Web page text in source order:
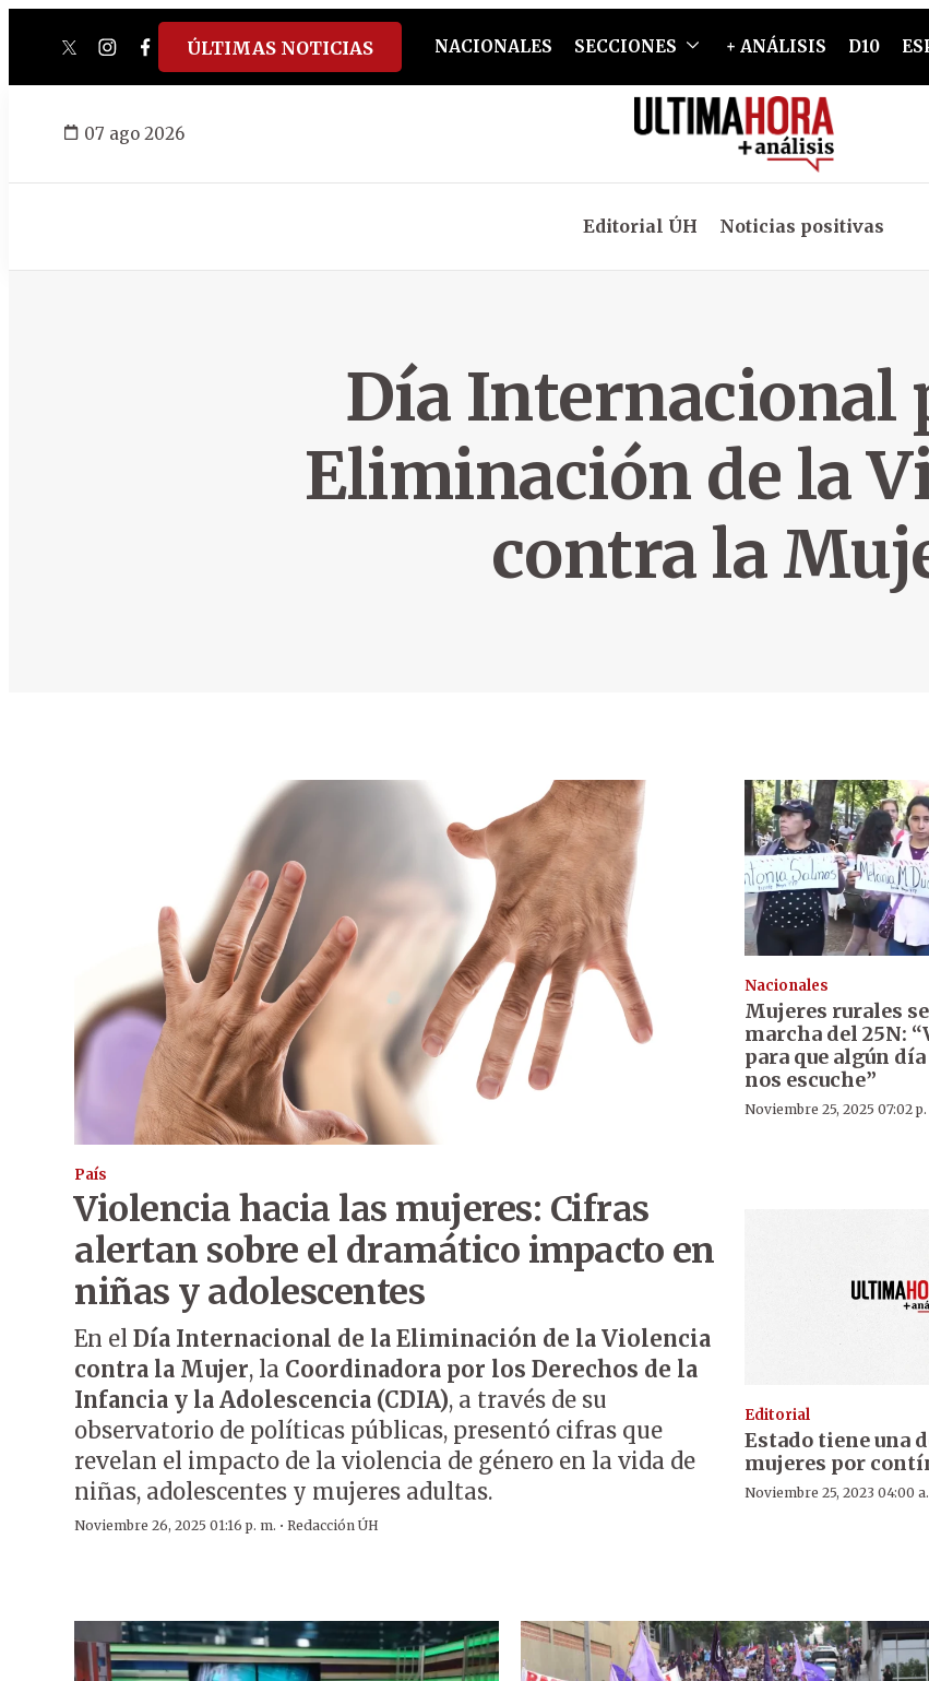
twitterinstagram
facebook
tiktokyoutube
spotify
ÚLTIMAS NOTICIAS NACIONALES SECCIONES + ANÁLISIS D10
07 ago 2026
Editorial ÚH Noticias positivas
Día Internacional
Eliminación de la
contra la
País
Violencia hacia las mujeres: Cifras
alertan sobre el dramático impacto en
niñas y adolescentes
En el Día Internacional de la Eliminación de la Violencia
contra la Mujer, la Coordinadora por los Derechos de la
Infancia y la Adolescencia (CDIA), a través de su
observatorio de políticas públicas, presentó cifras que
revelan el impacto de la violencia de género en la vida de
niñas, adolescentes y mujeres adultas.
Noviembre 26, 2025 01:16 p. m. · Redacción ÚH
Nacionales
Mujeres rurales
marcha del 25N:
para que algún
nos escuche”
Noviembre 25, 2025 07:02 p.
Editorial
Estado tiene una
mujeres por
Noviembre 25, 2023 04:00